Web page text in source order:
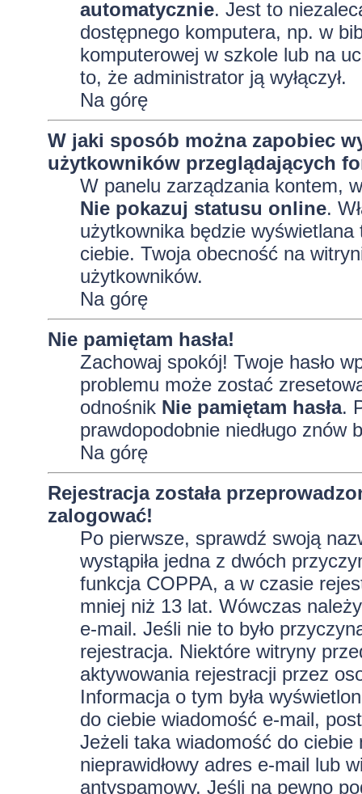
automatycznie. Jest to
dostępnego komputera, np. w
komputerowej w szkole lub na
to, że administrator ją wyłączył.
Na górę
W jaki sposób można zapobiec
użytkowników przeglądających
W panelu zarządzania kontem,
Nie pokazuj statusu online.
użytkownika będzie
ciebie. Twoja obecność na
użytkowników.
Na górę
Nie pamiętam hasła!
Zachowaj spokój! Twoje hasło
problemu może zostać
odnośnik Nie pamiętam hasła.
prawdopodobnie niedługo znów
Na górę
Rejestracja została
zalogować!
Po pierwsze, sprawdź swoją
wystąpiła jedna z dwóch
funkcja COPPA, a w czasie
mniej niż 13 lat. Wówczas
e-mail. Jeśli nie to było
rejestracja. Niektóre witryny
aktywowania rejestracji przez
Informacja o tym była
do ciebie wiadomość e-mail,
Jeżeli taka wiadomość do ciebie
nieprawidłowy adres e-mail lub
antyspamowy. Jeśli na pewno